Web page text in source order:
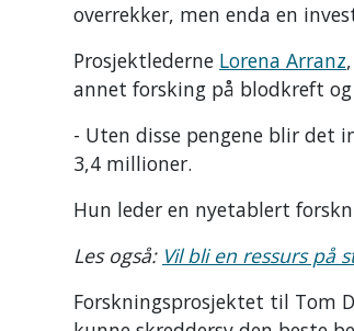
overrekker, men enda en
Prosjektlederne Lorena Arranz,
annet forsking på blodkreft
- Uten disse pengene blir det
3,4 millioner.
Hun leder en nyetablert
Les også: Vil bli en ressurs på
Forskningsprosjektet til Tom